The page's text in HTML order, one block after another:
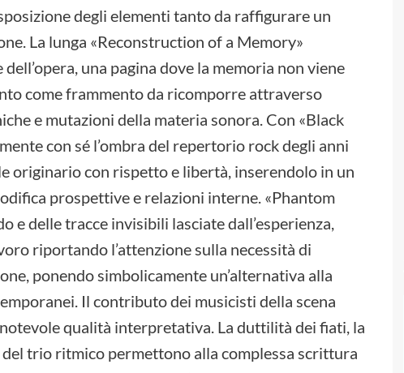
degli elementi tanto da raffigurare un
La lunga «Reconstruction of a Memory»
una pagina dove la memoria non viene
come frammento da ricomporre attraverso
e mutazioni della materia sonora. Con «Black
con sé l’ombra del repertorio rock degli anni
originario con rispetto e libertà, inserendolo in un
prospettive e relazioni interne. «Phantom
e delle tracce invisibili lasciate dall’esperienza,
riportando l’attenzione sulla necessità di
ponendo simbolicamente un’alternativa alla
Il contributo dei musicisti della scena
qualità interpretativa. La duttilità dei fiati, la
del trio ritmico permettono alla complessa scrittura